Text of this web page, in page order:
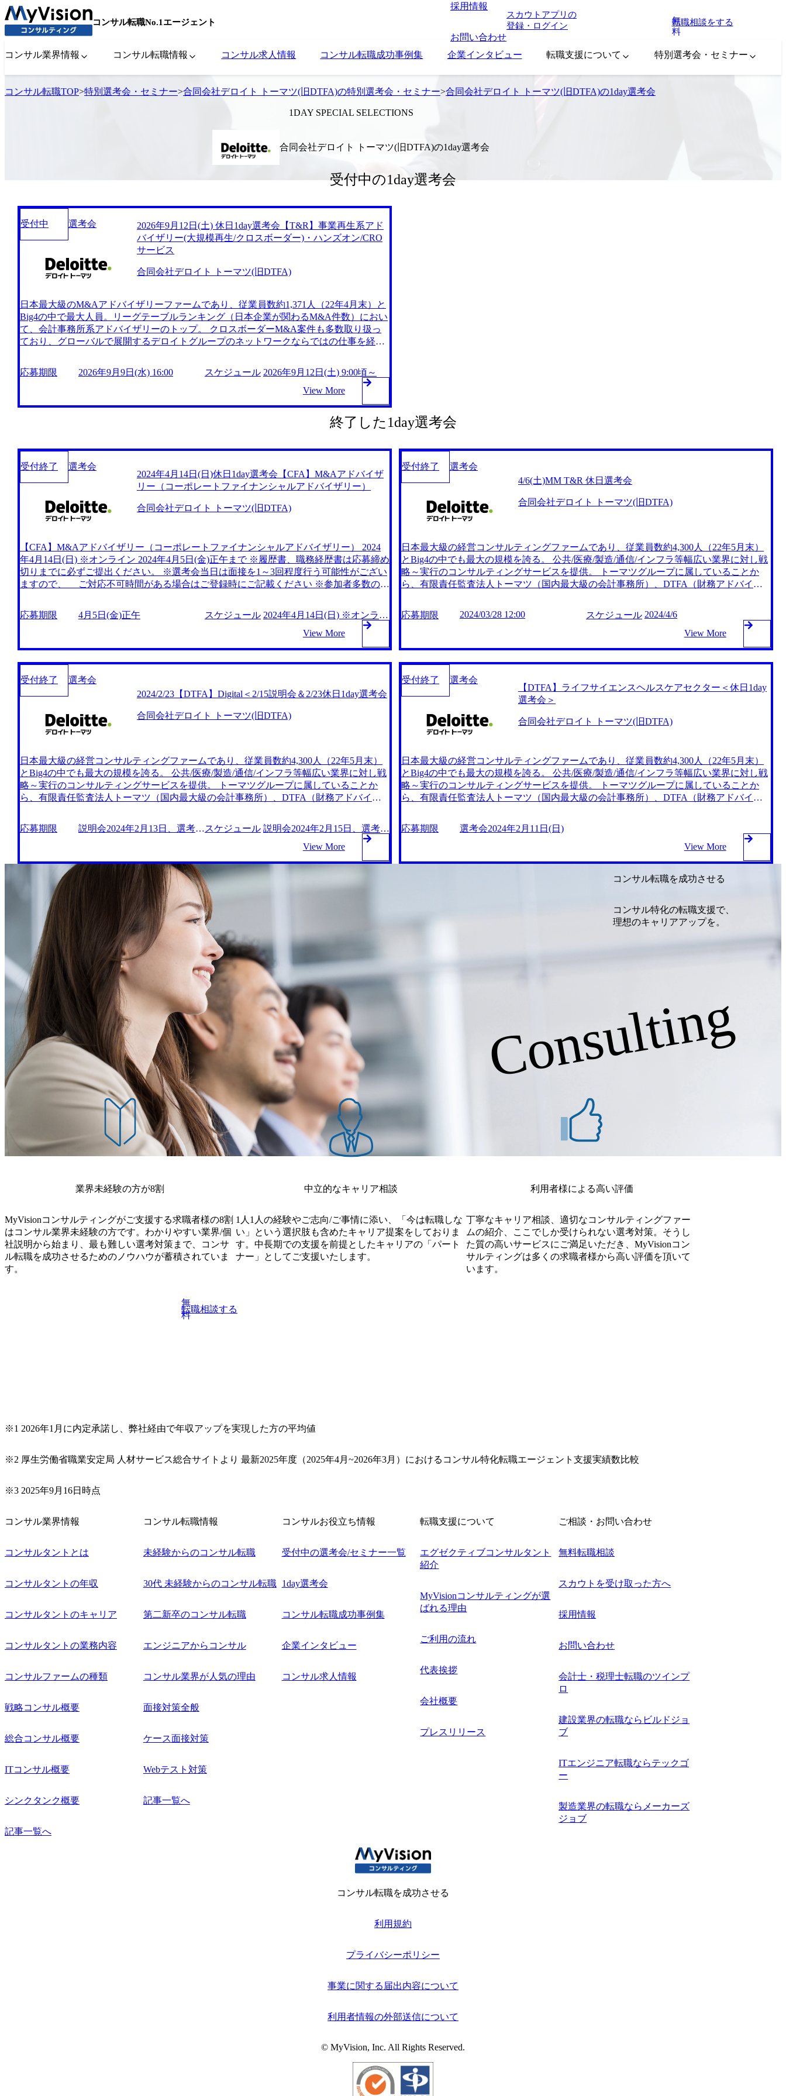
コンサル転職No.1エージェント
採用情報
お問い合わせ
スカウトアプリの
登録・ログイン
無
料
転職相談をする
コンサル業界情報 コンサル転職情報 コンサル求人情報 コンサル転職成功事例集 企業インタビュー 転職支援について 特別選考会・セミナー
コンサル転職TOP>特別選考会・セミナー>合同会社デロイト トーマツ(旧DTFA)の特別選考会・セミナー>合同会社デロイト トーマツ(旧DTFA)の1day選考会
1DAY SPECIAL SELECTIONS
合同会社デロイト トーマツ(旧DTFA)の1day選考会
受付中の1day選考会
受付中 選考会
2026年9月12日(土) 休日1day選考会【T&R】事業再生系アド
バイザリー(大規模再生/クロスボーダー)・ハンズオン/CRO
サービス
合同会社デロイト トーマツ(旧DTFA)
日本最大級のM&Aアドバイザリーファームであり、従業員数約1,371人（22年4月末）と
Big4の中で最大人員。リーグテーブルランキング（日本企業が関わるM&A件数）におい
て、会計事務所系アドバイザリーのトップ。 クロスボーダーM&A案件も多数取り扱っ
ており、グローバルで展開するデロイトグループのネットワークならではの仕事を経験
PPアドバイザリーなどでの大きな存在感を誇る。 圧倒的な人数規模を誇るため、案件数
が豊富で、その分多くのナレッジが蓄積されている。M&A部門においてはBig4FASで唯
一インダストリーカットでの組織体制となっているため、幅広い業界に深く入り込むこ
とが可能となっている。 自社でのM&Aも積極的に行っており、M&Aプラットフォーム
サービスの提供、AIを活用したM&A支援、ブランディングの観点からのM&Aなど、幅
広い新サービスを展開している。 ダイバーシティを推進しており、働き方改革、女性管
介 https://youtu.be/JC_lfQqjr2M?si=5tokdwU9X1DuB79v 成果主義を採用しており、個々の
パフォーマンスがしっかり評価されるため、自らの成長に対するモチベーションが高く
保てる。 高度なスキルを持つ社員が集まり、技術力や知識を深めるための研修や資格支
援が充実しており、エンジニアとしてキャリアを積む機会が豊富。 福利厚生や健康管理
制度も整備されており、長期的に安心して働ける環境が提供されている。 2026年9月12
日(土) 9:00頃～夕方頃まで ※候補者様によって異なる、詳細は別途ご案内いたします。
因して今後の業務拡大が見込まれている領域であり、高い挑戦意欲を持っている ②クラ
イアントを深刻な危機から早期に脱却させ、常態に回復させることをミッションとして
いるため、業務への高いコミットメントができる ③評論家的分析にとどまらず、現場に
飛び込んでハンズオンで入り、心情的にもクライアントに寄り添い、泥臭く実行を支援
高い方 ⑤伝統的なFAS業務、コンサル業務では物足りなくなっている ⑥社会的な注目度
の高いグローバル大企業の案件に関わりたい ⑦海外法人、海外メンバーファームを巻き
込んでプロフェッショナル業務を提供する仕事がしたい ⑧事業法人のCEO/CFO等の経
営職を希望ながら、単身での転職にリスクを感じている。上記のような経営職としての
経験とコンサルタントとしての経験の二兎を追いたい 2.スキルセット(概括) ①財務系業
務(財務分析、計画策定、資金繰り、ストラクチャリング等)、事業系業務(戦略策定、コ
スト削減、構造改革、人員削減等)のどちらか、または両方に強み・経験がある ②総合
系コンサルファームにおけるコンサルティング経験を有しており、カバー領域を広げる
べく戦略プロジェクトやコーポレートファイナンスの領域に関心がある ③(マネジャー
以上)プロジェクトマネージャーとして提案からデリバリーまでをリードする場面が多い
ため、仮説構築、プロジェクトマネジメント、ドキュメンテーションに高いコミットメ
が多いため、エグゼクティブとのコミュニケーション能力がある ⑤多様な人材によるチ
ームアップ、デロイト・グローバルネットワークの活用を通じ、様々な難局に対し統合
的なソリューションを提供できる(“プロデューサー”的資質) ⑥英語コミュニケーション
力(スピーキングは度胸も含めたコミュニケーション能力のある方)。必須ではないが、
ティック問わず)(3年以上) 2.コンサルファームでの経験(生産、業務、コスト削減、リス
クマネジメント、人事、組織、IT、危機対応広報等分野問わず。大手、ブティック問わ
験 2.上記コンサルファームでのマネジャー経験 ご経歴(例) : 財務(金融/会計) 1.監査法人で
の会計監査、ないし、会計系・再生系コンサルファームでの経験。特に再生の経験があ
ると非常に優位(3年以上) 2.金融機関でのM&A、再生、プロファイ、審査、企業調査等の
専門性のある業務経験(3年以上) マネジャー以上での採用要件(例) 1.監査法人、ないし、
会計系コンサルファームでのマネジャー経験 2.金融機関で上記業務を管理職(課長クラス
以上)として経験 ご経歴(例) : 事業会社 1.事業企画・経営企画・経理・財務・関係会社管
理の実務経験(3年以上) 2.変革系のプロジェクトや小組織をリードした経験(3年以上) 3.海
外勤務ないし海外での豊富な業務経験(3年以上) 4.製造業での改善活動の経験(3年以上) マ
ネジャー以上での採用要件(例) 1.上記業務を管理職(課長クラス以上)として経験 ご経歴
(例) : ポテンシャル 1.金融機関、総合商社、グローバル大企業に勤務しており、プロフェ
ッショナルファームでの経験がなくとも成長意欲があり、各種プロジェクトの経験があ
る 2.海外案件が多いため、英語力があると優位(必須ではない)
応募期限 2026年9月9日(水) 16:00 スケジュール 2026年9月12日(土) 9:00頃～
View More
終了した1day選考会
受付終了 選考会
2024年4月14日(日)休日1day選考会【CFA】M&Aアドバイザ
リー（コーポレートファイナンシャルアドバイザリー）
合同会社デロイト トーマツ(旧DTFA)
【CFA】M&Aアドバイザリー（コーポレートファイナンシャルアドバイザリー） 2024
年4月14日(日) ※オンライン 2024年4月5日(金)正午まで ※履歴書、職務経歴書は応募締め
切りまでに必ずご提出ください。 ※選考会当日は面接を1～3回程度行う可能性がござい
ますので、 ご対応不可時間がある場合はご登録時にご記載ください ※参加者多数の場
出しまでを視野に入れております。 ※午前中1次面接で合格となった方は同日内に続け
て２次面接/最終想定を実施いたします。 ※3次面接実施となった場合は別日で再調整の
応募期限 4月5日(金)正午 スケジュール 2024年4月14日(日) ※オンライ
View More
受付終了
選考会
4/6(土)MM T&R 休日選考会
合同会社デロイト トーマツ(旧DTFA)
日本最大級の経営コンサルティングファームであり、従業員数約4,300人（22年5月末）
とBig4の中でも最大の規模を誇る。 公共/医療/製造/通信/インフラ等幅広い業界に対し戦
略～実行のコンサルティングサービスを提供。 トーマツグループに属していることか
ら、有限責任監査法人トーマツ（国内最大級の会計事務所）、DTFA（財務アドバイザ
たします。 ※事前/当日ともに説明会は実施しない方針。 ※詳細なタイムラインは現在
精査中となります。 選考会前日頃に追ってご連絡予定です。 面接・説明会いずれもZ
oom実施を予定しております。 午前：一次面接(開始時間等は事前にご案内) 午後：二次
面接(開始時間等は一次面接後に直接ご本人にご案内) 上記のようなスケジュールを予定
バイザリー (DX人材)
応募期限 2024/03/28 12:00 スケジュール 2024/4/6
View More
受付終了
選考会
2024/2/23【DTFA】Digital＜2/15説明会＆2/23休日1day選考会
合同会社デロイト トーマツ(旧DTFA)
日本最大級の経営コンサルティングファームであり、従業員数約4,300人（22年5月末）
とBig4の中でも最大の規模を誇る。 公共/医療/製造/通信/インフラ等幅広い業界に対し戦
略～実行のコンサルティングサービスを提供。 トーマツグループに属していることか
ら、有限責任監査法人トーマツ（国内最大級の会計事務所）、DTFA（財務アドバイザ
で対応を迫られる企業に対して、オペレーション・テクノロジーの側面で、問題解決に
向けて計画策定から実行まで迅速かつ柔軟に支援することです。 支援領域も「M&A」
に留まらずに、テクノロジーを活用した新規ビジネスの立ち上げなどの「Consulting」や
高度な「Analytics」に基づく意思決定の支援など包括的なサービスを提供しています。
当チームのミッションは、データサイエンスを駆使してプロフェッショナルサービスの
価値を向上させることです。 様々な業界出身の多様なデータサイエンティストで構成さ
れるチームとなっており、社内の業界プロフェッショナルと連携しながらクライアント
のビジネス課題をデータ分析にて解決します。 不正検知、商圏分析、顧客分析、将来予
測、口コミ分析、デジタルマーケティングなど幅広い領域において、多様なデータに触
れながら様々な分析手法を試し、新たな示唆を与える分析を提供します。 ※データサイ
エンティストへ応募いただく方は、事前にコーディングテストが必要です。書類選考通
過後、メールにてテストURLを送信します エンジニアのポジションでは具体的に以下の
職務内容を想定しています ・DX戦略、システム化ロードマップ作成支援 ・ITデューデ
リジェンス、システムセパレート/インテグレーション支援 ・パートナーズリンク、プロ
ジェクト立上、マネジメント支援 ・クラウド、サイバーセキュリティ、AI等を含む各種
技術観点での助言 ・経営におけるデータ活用、機械学習モデル導入、運用支援 等 ・日
時：2024年2月15日(木) 19:00～20:00（オンライン） ・内容：Digitalポジションの詳細
と1day選考会の案内 ・日時：2024年2月23日(金) ・場所：弊社オフィス(丸の内二重橋ビ
ルディング17F 会議室)
応募期限
説明会2024年2月13日、選考会スケジュール 説明会2024年2月15日、選考会
View More
受付終了 選考会
【DTFA】ライフサイエンスヘルスケアセクター＜休日1day
選考会＞
合同会社デロイト トーマツ(旧DTFA)
日本最大級の経営コンサルティングファームであり、従業員数約4,300人（22年5月末）
とBig4の中でも最大の規模を誇る。 公共/医療/製造/通信/インフラ等幅広い業界に対し戦
略～実行のコンサルティングサービスを提供。 トーマツグループに属していることか
ら、有限責任監査法人トーマツ（国内最大級の会計事務所）、DTFA（財務アドバイザ
向けアドバイザリー 【LSHC_CFA】ライフサイエンスヘルスケアセクター向けファイナ
ンシャルアドバイザリー ※配属サービスラインは、Transaction、V&M、CFA、Strategyを
想定 ◆日時：2024年2月18日(日) ※オンライン ◆内容：面接回数は候補者様によって
異なりますが、内定出しまでを視野に入れております。 ※午前中1次面接で合格となっ
合は別日で再調整の可能性もございます。 ※オンライン説明会に参加できなかった場合
職務経歴書は応募締め切りまでに必ずご提出ください。 ※選考会当日は面接を1～3回程
度行う可能性がございますので、 ご対応不可時間がある場合はご登録時にご記載くだ
応募期限
選考会2024年2月11日(日)
View More
コンサル転職を成功させる
コンサル特化の転職支援で、
理想のキャリアアップを。
Consulting
業界未経験の方が8割
MyVisionコンサルティングがご支援する求職者様の8割
はコンサル業界未経験の方です。わかりやすい業界/個
社説明から始まり、最も難しい選考対策まで、コンサ
ル転職を成功させるためのノウハウが蓄積されていま
す。
中立的なキャリア相談
1人1人の経験やご志向/ご事情に添い、「今は転職しな
い」という選択肢も含めたキャリア提案をしておりま
す。中長期での支援を前提としたキャリアの「パート
ナー」としてご支援いたします。
利用者様による高い評価
丁寧なキャリア相談、適切なコンサルティングファー
ムの紹介、ここでしか受けられない選考対策。そうし
た質の高いサービスにご満足いただき、MyVisionコン
サルティングは多くの求職者様から高い評価を頂いて
います。
無
料
転職相談する
※1 2026年1月に内定承諾し、弊社経由で年収アップを実現した方の平均値
※2 厚生労働省職業安定局 人材サービス総合サイトより 最新2025年度（2025年4月~2026年3月）におけるコンサル特化転職エージェント支援実績数比較
※3 2025年9月16日時点
コンサル業界情報
コンサルタントとは
コンサルタントの年収
コンサルタントのキャリア
コンサルタントの業務内容
コンサルファームの種類
戦略コンサル概要
総合コンサル概要
ITコンサル概要
シンクタンク概要
記事一覧へ
コンサル転職情報
未経験からのコンサル転職
30代 未経験からのコンサル転職
第二新卒のコンサル転職
エンジニアからコンサル
コンサル業界が人気の理由
面接対策全般
ケース面接対策
Webテスト対策
記事一覧へ
コンサルお役立ち情報
受付中の選考会/セミナー一覧
1day選考会
コンサル転職成功事例集
企業インタビュー
コンサル求人情報
転職支援について
エグゼクティブコンサルタント
紹介
MyVisionコンサルティングが選
ばれる理由
ご利用の流れ
代表挨拶
会社概要
プレスリリース
ご相談・お問い合わせ
無料転職相談
スカウトを受け取った方へ
採用情報
お問い合わせ
会計士・税理士転職のツインプ
ロ
建設業界の転職ならビルドジョ
ブ
ITエンジニア転職ならテックゴ
ー
製造業界の転職ならメーカーズ
ジョブ
コンサル転職を成功させる
利用規約
プライバシーポリシー
事業に関する届出内容について
利用者情報の外部送信について
© MyVision, Inc. All Rights Reserved.